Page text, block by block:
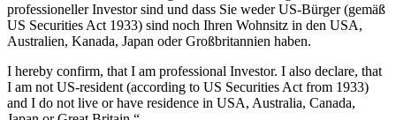
professioneller Investor sind und dass Sie weder US-Bürger (gemäß
US Securities Act 1933) sind noch Ihren Wohnsitz in den USA,
Australien, Kanada, Japan oder Großbritannien haben.
I hereby confirm, that I am professional Investor. I also declare, that
I am not US-resident (according to US Securities Act from 1933)
and I do not live or have residence in USA, Australia, Canada,